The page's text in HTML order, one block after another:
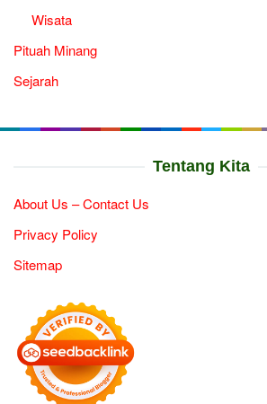
Wisata
Pituah Minang
Sejarah
Tentang Kita
About Us – Contact Us
Privacy Policy
Sitemap